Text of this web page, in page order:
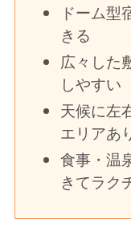
ドーム型
きる
広々した
しやすい
天候に左
エリアあ
食事・温
きてラク